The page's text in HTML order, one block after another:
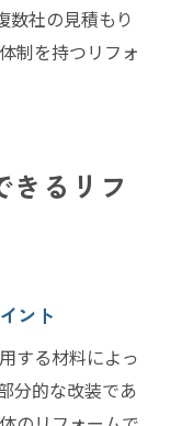
数社の見積もり
制を持つリフォ
きるリフ
ント
する材料によっ
分的な改装であ